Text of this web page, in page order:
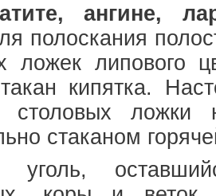
ангине,
полоскания
ложек липового
кипятка.
столовых ложки
стаканом
уголь,